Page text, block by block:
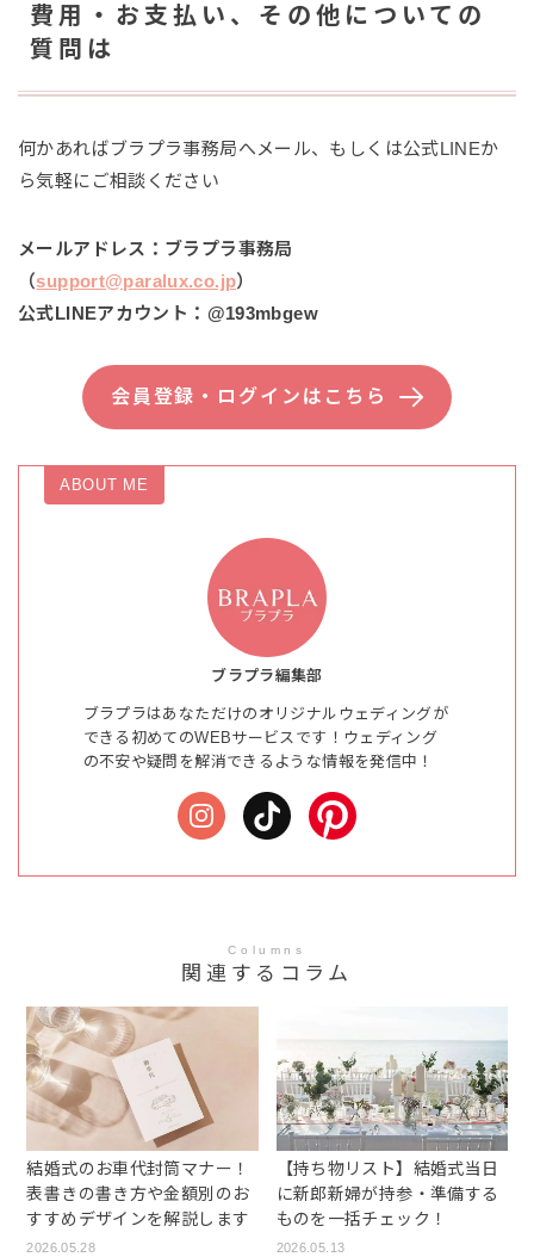
費用・お支払い、その他についての
質問は
何かあればブラプラ事務局へメール、もしくは公式LINEか
ら気軽にご相談ください
メールアドレス：ブラプラ事務局
（support@paralux.co.jp）
公式LINEアカウント：@193mbgew
会員登録・ログインはこちら
ABOUT ME
ブラプラ編集部
ブラプラはあなただけのオリジナルウェディングが
できる初めてのWEBサービスです！ウェディング
の不安や疑問を解消できるような情報を発信中！
Columns
関連するコラム
結婚式のお車代封筒マナー！
表書きの書き方や金額別のお
すすめデザインを解説します
2026.05.28
【持ち物リスト】結婚式当日
に新郎新婦が持参・準備する
ものを一括チェック！
2026.05.13